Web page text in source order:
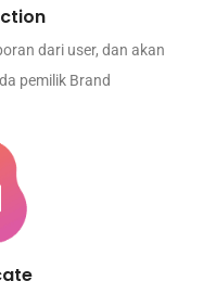
dari user, dan akan
pemilik Brand